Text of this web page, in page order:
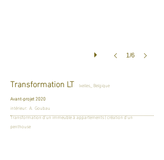
1/6
Transformation LT
Ixelles_ Belgique
Avant-projet 2020
intérieur: A. Goubau
Transformation d'un immeuble à appartements | création d'un
penthouse